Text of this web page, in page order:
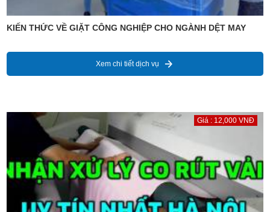
KIẾN THỨC VỀ GIẶT CÔNG NGHIỆP CHO NGÀNH DỆT MAY
Xem chi tiết dịch vụ
Giá : 12,000 VNĐ